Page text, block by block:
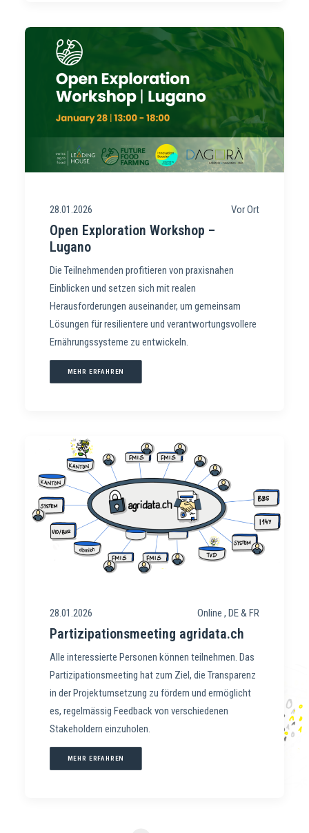
28.01.2026 Vor Ort
Open Exploration Workshop –
Lugano
Die Teilnehmenden profitieren von praxisnahen
Einblicken und setzen sich mit realen
Herausforderungen auseinander, um gemeinsam
Lösungen für resilientere und verantwortungsvollere
Ernährungssysteme zu entwickeln.
MEHR ERFAHREN
28.01.2026 Online , DE & FR
Partizipationsmeeting agridata.ch
Alle interessierte Personen können teilnehmen. Das
Partizipationsmeeting hat zum Ziel, die Transparenz
in der Projektumsetzung zu fördern und ermöglicht
es, regelmässig Feedback von verschiedenen
Stakeholdern einzuholen.
MEHR ERFAHREN